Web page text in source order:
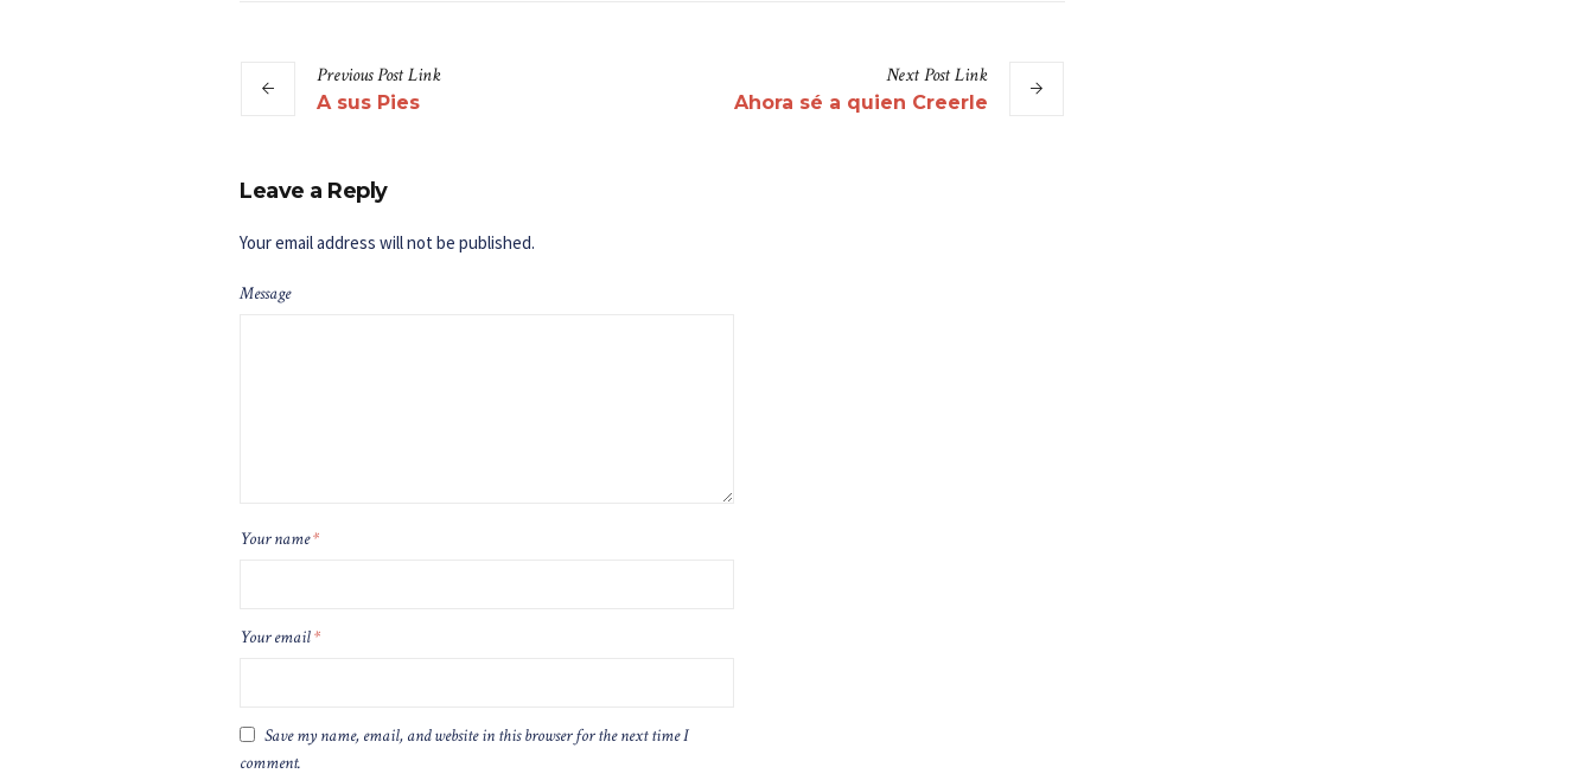
PreviousPostLink
A sus Pies
NextPostLink
Ahora sé a quien Creerle
Leave a Reply
Your email address will not be published.
Message
Your name*
Your email*
Save my name, email, and website in this browser for the next time I
comment.